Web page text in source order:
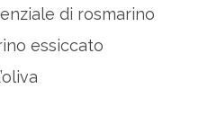
di rosmarino
essiccato